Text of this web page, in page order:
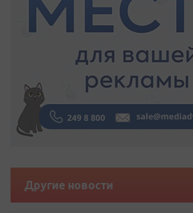
Другие новости